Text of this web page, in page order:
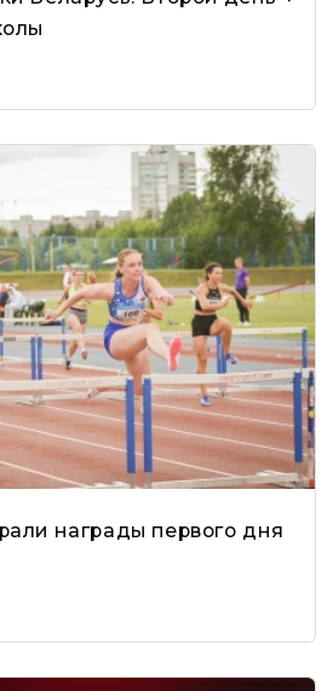
награды первого дня